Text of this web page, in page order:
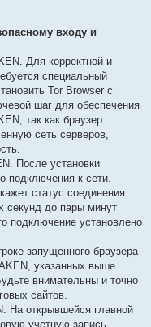
входу и
Для корректной и
специальный
Tor Browser с
шаг для обеспечения
так как браузер
сеть серверов,
После установки
подключения к сети.
статус соединения.
секунд до пары минут
подключение установлено
запущенного браузера
указанных выше
внимательны и точно
сайтов.
На открывшейся главной
учетную запись,